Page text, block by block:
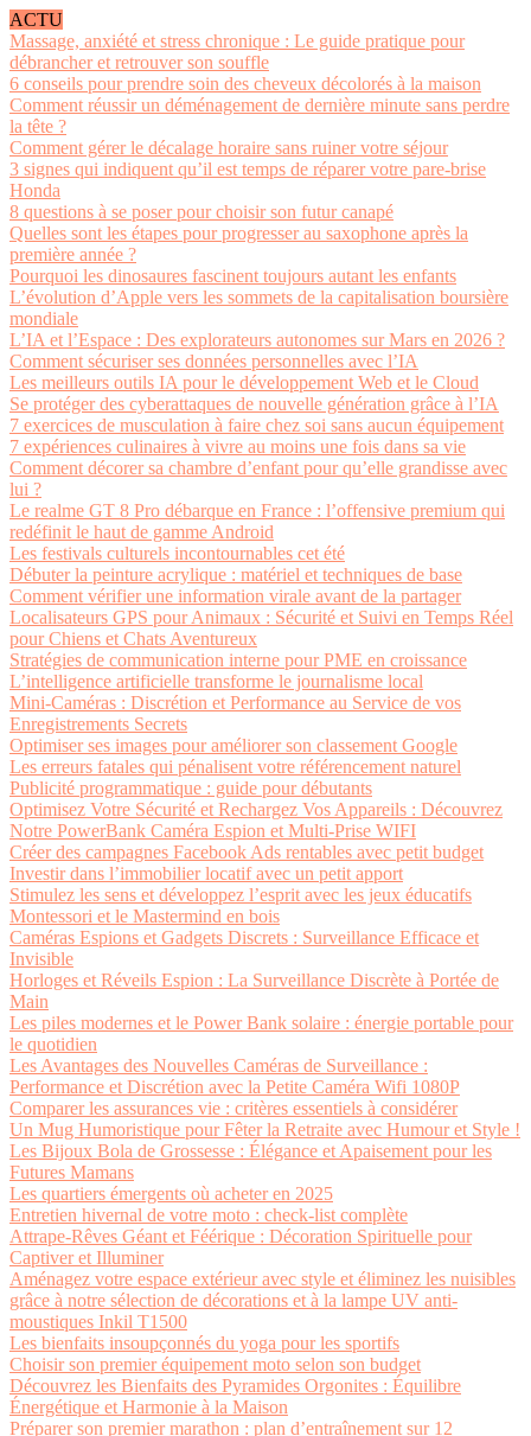
ACTU
Massage, anxiété et stress chronique : Le guide pratique pour
débrancher et retrouver son souffle
6 conseils pour prendre soin des cheveux décolorés à la maison
Comment réussir un déménagement de dernière minute sans perdre
la tête ?
Comment gérer le décalage horaire sans ruiner votre séjour
3 signes qui indiquent qu’il est temps de réparer votre pare-brise
Honda
8 questions à se poser pour choisir son futur canapé
Quelles sont les étapes pour progresser au saxophone après la
première année ?
Pourquoi les dinosaures fascinent toujours autant les enfants
L’évolution d’Apple vers les sommets de la capitalisation boursière
mondiale
L’IA et l’Espace : Des explorateurs autonomes sur Mars en 2026 ?
Comment sécuriser ses données personnelles avec l’IA
Les meilleurs outils IA pour le développement Web et le Cloud
Se protéger des cyberattaques de nouvelle génération grâce à l’IA
7 exercices de musculation à faire chez soi sans aucun équipement
7 expériences culinaires à vivre au moins une fois dans sa vie
Comment décorer sa chambre d’enfant pour qu’elle grandisse avec
lui ?
Le realme GT 8 Pro débarque en France : l’offensive premium qui
redéfinit le haut de gamme Android
Les festivals culturels incontournables cet été
Débuter la peinture acrylique : matériel et techniques de base
Comment vérifier une information virale avant de la partager
Localisateurs GPS pour Animaux : Sécurité et Suivi en Temps Réel
pour Chiens et Chats Aventureux
Stratégies de communication interne pour PME en croissance
L’intelligence artificielle transforme le journalisme local
Mini-Caméras : Discrétion et Performance au Service de vos
Enregistrements Secrets
Optimiser ses images pour améliorer son classement Google
Les erreurs fatales qui pénalisent votre référencement naturel
Publicité programmatique : guide pour débutants
Optimisez Votre Sécurité et Rechargez Vos Appareils : Découvrez
Notre PowerBank Caméra Espion et Multi-Prise WIFI
Créer des campagnes Facebook Ads rentables avec petit budget
Investir dans l’immobilier locatif avec un petit apport
Stimulez les sens et développez l’esprit avec les jeux éducatifs
Montessori et le Mastermind en bois
Caméras Espions et Gadgets Discrets : Surveillance Efficace et
Invisible
Horloges et Réveils Espion : La Surveillance Discrète à Portée de
Main
Les piles modernes et le Power Bank solaire : énergie portable pour
le quotidien
Les Avantages des Nouvelles Caméras de Surveillance :
Performance et Discrétion avec la Petite Caméra Wifi 1080P
Comparer les assurances vie : critères essentiels à considérer
Un Mug Humoristique pour Fêter la Retraite avec Humour et Style !
Les Bijoux Bola de Grossesse : Élégance et Apaisement pour les
Futures Mamans
Les quartiers émergents où acheter en 2025
Entretien hivernal de votre moto : check-list complète
Attrape-Rêves Géant et Féérique : Décoration Spirituelle pour
Captiver et Illuminer
Aménagez votre espace extérieur avec style et éliminez les nuisibles
grâce à notre sélection de décorations et à la lampe UV anti-
moustiques Inkil T1500
Les bienfaits insoupçonnés du yoga pour les sportifs
Choisir son premier équipement moto selon son budget
Découvrez les Bienfaits des Pyramides Orgonites : Équilibre
Énergétique et Harmonie à la Maison
Préparer son premier marathon : plan d’entraînement sur 12